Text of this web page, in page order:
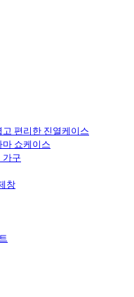
편리한 진열케이스
쇼케이스
가구
창